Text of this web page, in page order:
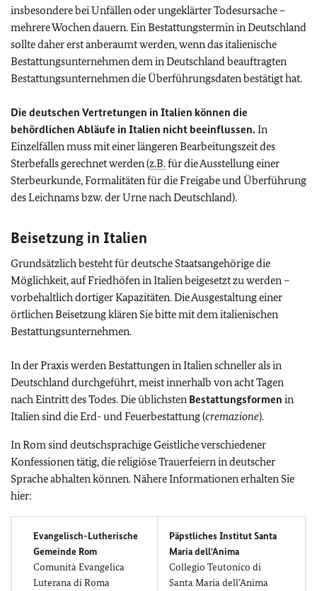
insbesondere bei Unfällen oder ungeklärter Todesursache –
mehrere Wochen dauern. Ein Bestattungstermin in Deutschland
sollte daher erst anberaumt werden, wenn das italienische
Bestattungsunternehmen dem in Deutschland beauftragten
Bestattungsunternehmen die Überführungsdaten bestätigt hat.
Die deutschen Vertretungen in Italien können die
behördlichen Abläufe in Italien nicht beeinflussen. In
Einzelfällen muss mit einer längeren Bearbeitungszeit des
Sterbefalls gerechnet werden (z.B.für die Ausstellung einer
Sterbeurkunde, Formalitäten für die Freigabe und Überführung
des Leichnams bzw. der Urne nach Deutschland).
Beisetzung in Italien
Grundsätzlich besteht für deutsche Staatsangehörige die
Möglichkeit, auf Friedhöfen in Italien beigesetzt zu werden –
vorbehaltlich dortiger Kapazitäten. Die Ausgestaltung einer
örtlichen Beisetzung klären Sie bitte mit dem italienischen
Bestattungsunternehmen.
In der Praxis werden Bestattungen in Italien schneller als in
Deutschland durchgeführt, meist innerhalb von acht Tagen
nach Eintritt des Todes. Die üblichsten Bestattungsformen in
Italien sind die Erd- und Feuerbestattung (cremazione).
In Rom sind deutschsprachige Geistliche verschiedener
Konfessionen tätig, die religiöse Trauerfeiern in deutscher
Sprache abhalten können. Nähere Informationen erhalten Sie
hier:
Evangelisch-Lutherische
Gemeinde Rom
Comunità Evangelica
Luterana di Roma
Päpstliches Institut Santa
Maria dell‘Anima
Collegio Teutonico di
Santa Maria dell’Anima